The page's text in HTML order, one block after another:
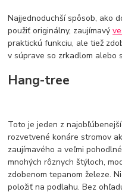
Ako znížiť náklady
Ako znížiť
szco nakup bez dph nakupovanie
Najjednoduchší spôsob, ako
použiť originálny, zaujímavý
praktickú funkciu, ale tiež
v súprave so zrkadlom alebo
Hang-tree
Toto je jeden z
rozvetvené konáre stromov
zaujímavého a veľmi
mnohých rôznych štýloch,
zdobenom tepanom železe.
položiť na podlahu. Bez